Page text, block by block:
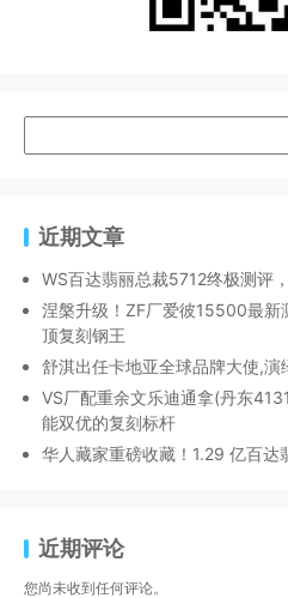
近期文章
WS百达翡丽总裁5712终极测评
涅槃升级！ZF厂爱彼15500最
顶复刻钢王
舒淇出任卡地亚全球品牌大使,演
VS厂配重余文乐迪通拿(丹东
能双优的复刻标杆
华人藏家重磅收藏！1.29 亿百达
近期评论
您尚未收到任何评论。